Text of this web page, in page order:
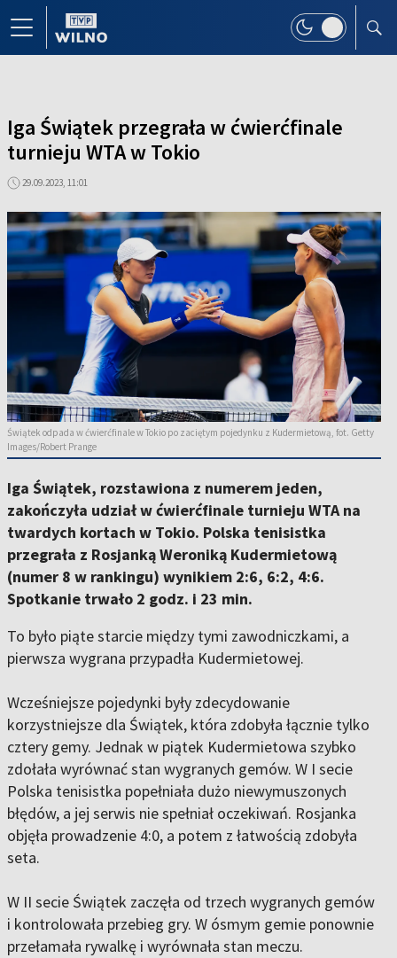
Iga Świątek przegrała w ćwierćfinale
turnieju WTA w Tokio
29.09.2023, 11:01
Świątek odpada w ćwierćfinale w Tokio po zaciętym pojedynku z Kudermietową, fot. Getty
Images/Robert Prange
Iga Świątek, rozstawiona z numerem jeden,
zakończyła udział w ćwierćfinale turnieju WTA na
twardych kortach w Tokio. Polska tenisistka
przegrała z Rosjanką Weroniką Kudermietową
(numer 8 w rankingu) wynikiem 2:6, 6:2, 4:6.
Spotkanie trwało 2 godz. i 23 min.
To było piąte starcie między tymi zawodniczkami, a
pierwsza wygrana przypadła Kudermietowej.
Wcześniejsze pojedynki były zdecydowanie
korzystniejsze dla Świątek, która zdobyła łącznie tylko
cztery gemy. Jednak w piątek Kudermietowa szybko
zdołała wyrównać stan wygranych gemów. W I secie
Polska tenisistka popełniała dużo niewymuszonych
błędów, a jej serwis nie spełniał oczekiwań. Rosjanka
objęła prowadzenie 4:0, a potem z łatwością zdobyła
seta.
W II secie Świątek zaczęła od trzech wygranych gemów
i kontrolowała przebieg gry. W ósmym gemie ponownie
przełamała rywalkę i wyrównała stan meczu.